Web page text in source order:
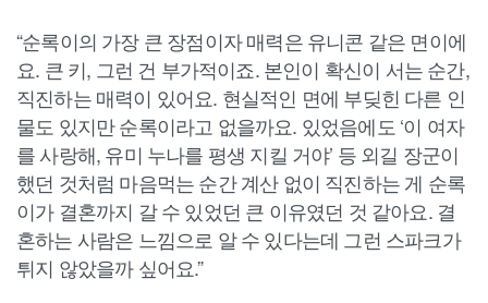
“순록이의 가장 큰 장점이자 매력은 유니콘 같은 면이에
요. 큰 키, 그런 건 부가적이죠. 본인이 확신이 서는 순간,
직진하는 매력이 있어요. 현실적인 면에 부딪힌 다른 인
물도 있지만 순록이라고 없을까요. 있었음에도 ‘이 여자
를 사랑해, 유미 누나를 평생 지킬 거야’ 등 외길 장군이
했던 것처럼 마음먹는 순간 계산 없이 직진하는 게 순록
이가 결혼까지 갈 수 있었던 큰 이유였던 것 같아요. 결
혼하는 사람은 느낌으로 알 수 있다는데 그런 스파크가
튀지 않았을까 싶어요.”